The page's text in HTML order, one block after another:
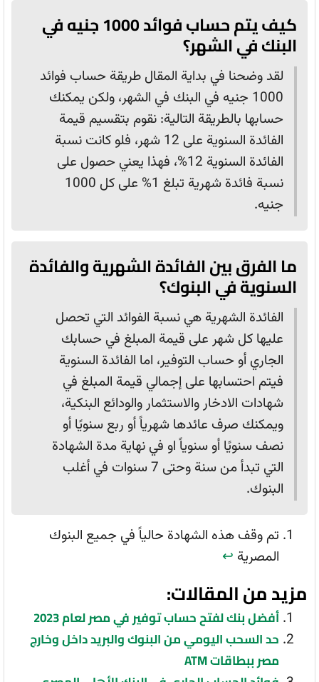
كيف يتم حساب فوائد 1000 جنيه في
البنك في الشهر؟
لقد وضحنا في بداية المقال طريقة حساب فوائد
1000 جنيه في البنك في الشهر، ولكن يمكنك
حسابها بالطريقة التالية: نقوم بتقسيم قيمة
الفائدة السنوية على 12 شهر، فلو كانت نسبة
الفائدة السنوية 12%، فهذا يعني حصول على
نسبة فائدة شهرية تبلغ 1% على كل 1000
جنيه.
ما الفرق بين الفائدة الشهرية والفائدة
السنوية في البنوك؟
الفائدة الشهرية هي نسبة الفوائد التي تحصل
عليها كل شهر على قيمة المبلغ في حسابك
الجاري أو حساب التوفير، اما الفائدة السنوية
فيتم احتسابها على إجمالي قيمة المبلغ في
شهادات الادخار والاستثمار والودائع البنكية،
ويمكنك صرف عائدها شهرياً أو ربع سنويًا أو
نصف سنويًا أو سنوياً او في نهاية مدة الشهادة
التي تبدأ من سنة وحتى 7 سنوات في أغلب
البنوك.
تم وقف هذه الشهادة حالياً في جميع البنوك
المصرية ↩︎
مزيد من المقالات:
أفضل بنك لفتح حساب توفير في مصر لعام 2023
حد السحب اليومي من البنوك والبريد داخل وخارج
مصر ببطاقات ATM